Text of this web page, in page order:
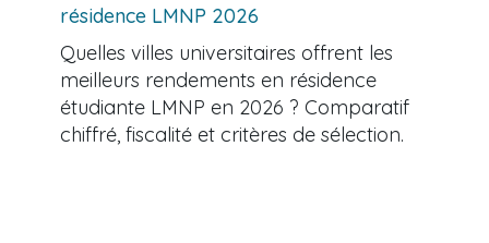
résidence LMNP 2026
Quelles villes universitaires offrent les
meilleurs rendements en résidence
étudiante LMNP en 2026 ? Comparatif
chiffré, fiscalité et critères de sélection.